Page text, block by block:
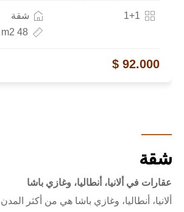
شقة
1+1
48 m2
92.000 $
شقة
عقارات في ألانيا، أنطاليا، وغازي باشا
ألانيا، أنطاليا، وغازي باشا هي من أكثر